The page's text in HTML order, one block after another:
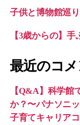
子供と博物館巡
【3歳からの】
最近のコメ
【Q&A】科学館
か？〜パナソニ
子育てキャリア